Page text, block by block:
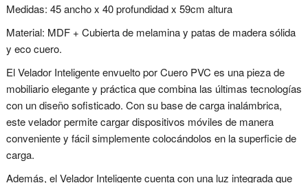
Medidas: 45 ancho x 40 profundidad x 59cm altura
Material: MDF + Cubierta de melamina y patas de madera sólida
y eco cuero.
El Velador Inteligente envuelto por Cuero PVC es una pieza de
mobiliario elegante y práctica que combina las últimas tecnologías
con un diseño sofisticado. Con su base de carga inalámbrica,
este velador permite cargar dispositivos móviles de manera
conveniente y fácil simplemente colocándolos en la superficie de
carga.
Además, el Velador Inteligente cuenta con una luz integrada que